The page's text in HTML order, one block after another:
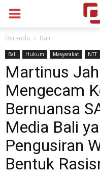
Beranda Bali
Bali Hukum Masyarakat NTT
Martinus
Mengecam
Bernuansa
Media Bali
Pengusiran
Bentuk